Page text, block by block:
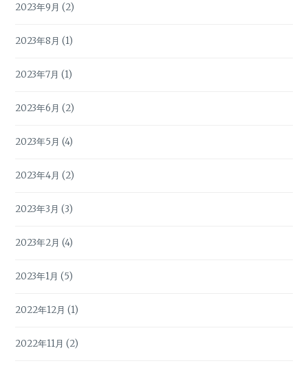
2023年9月 (2)
2023年8月 (1)
2023年7月 (1)
2023年6月 (2)
2023年5月 (4)
2023年4月 (2)
2023年3月 (3)
2023年2月 (4)
2023年1月 (5)
2022年12月 (1)
2022年11月 (2)